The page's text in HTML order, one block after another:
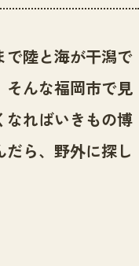
で陸と海が干潟で
そんな福岡市で見
なればいきもの博
だら、野外に探し